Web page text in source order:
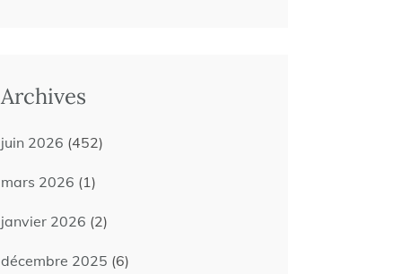
Archives
juin 2026 (452)
mars 2026 (1)
janvier 2026 (2)
décembre 2025 (6)